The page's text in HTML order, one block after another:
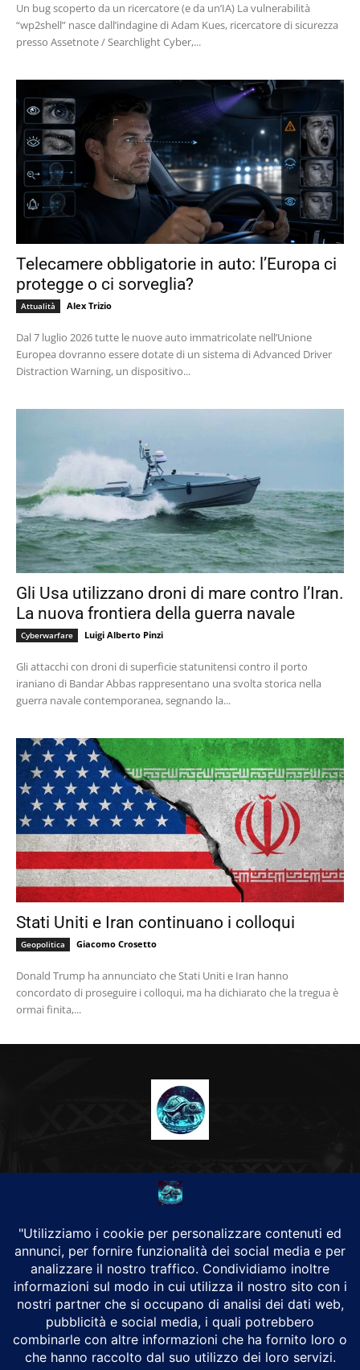
Un bug scoperto da un ricercatore (e da un’IA) La vulnerabilità
“wp2shell” nasce dall’indagine di Adam Kues, ricercatore di sicurezza
presso Assetnote / Searchlight Cyber,...
Telecamere obbligatorie in auto: l’Europa ci
protegge o ci sorveglia?
Attualità Alex Trizio
Dal 7 luglio 2026 tutte le nuove auto immatricolate nell’Unione
Europea dovranno essere dotate di un sistema di Advanced Driver
Distraction Warning, un dispositivo...
Gli Usa utilizzano droni di mare contro l’Iran.
La nuova frontiera della guerra navale
Cyberwarfare Luigi Alberto Pinzi
Gli attacchi con droni di superficie statunitensi contro il porto
iraniano di Bandar Abbas rappresentano una svolta storica nella
guerra navale contemporanea, segnando la...
Stati Uniti e Iran continuano i colloqui
Geopolitica Giacomo Crosetto
Donald Trump ha annunciato che Stati Uniti e Iran hanno
concordato di proseguire i colloqui, ma ha dichiarato che la tregua è
ormai finita,...
CHI SIAMO
Alground Geopolitica e Cyberwarfare.
Da una idea di Brunilde Trizio
Alground fa parte del Gruppo Trizio
SEGUICI